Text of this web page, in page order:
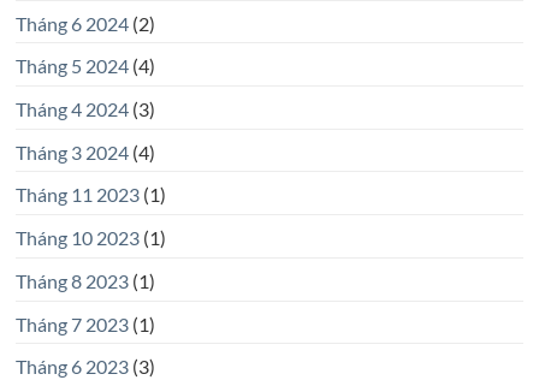
Tháng 6 2024(2)
Tháng 5 2024(4)
Tháng 4 2024(3)
Tháng 3 2024(4)
Tháng 11 2023(1)
Tháng 10 2023(1)
Tháng 8 2023(1)
Tháng 7 2023(1)
Tháng 6 2023(3)